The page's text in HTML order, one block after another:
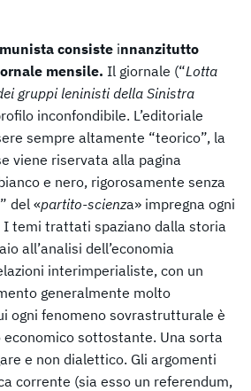
consiste innanzitutto
mensile. Il giornale (“Lotta
gruppi leninisti della Sinistra
inconfondibile. L’editoriale
sempre altamente “teorico”, la
viene riservata alla pagina
e nero, rigorosamente senza
del «partito-scienza» impregna ogni
temi trattati spaziano dalla storia
all’analisi dell’economia
interimperialiste, con un
generalmente molto
ogni fenomeno sovrastrutturale è
sottostante. Una sorta
e non dialettico. Gli argomenti
corrente (sia esso un referendum,